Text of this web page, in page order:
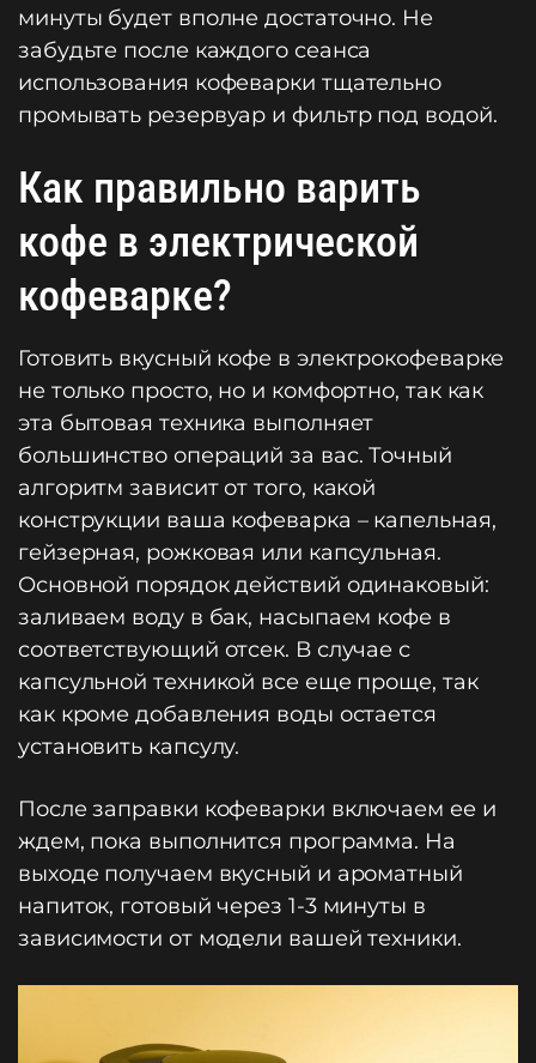
минуты будет вполне достаточно. Не
забудьте после каждого сеанса
использования кофеварки тщательно
промывать резервуар и фильтр под водой.
Как правильно варить
кофе в электрической
кофеварке?
Готовить вкусный кофе в электрокофеварке
не только просто, но и комфортно, так как
эта бытовая техника выполняет
большинство операций за вас. Точный
алгоритм зависит от того, какой
конструкции ваша кофеварка – капельная,
гейзерная, рожковая или капсульная.
Основной порядок действий одинаковый:
заливаем воду в бак, насыпаем кофе в
соответствующий отсек. В случае с
капсульной техникой все еще проще, так
как кроме добавления воды остается
установить капсулу.
После заправки кофеварки включаем ее и
ждем, пока выполнится программа. На
выходе получаем вкусный и ароматный
напиток, готовый через 1-3 минуты в
зависимости от модели вашей техники.